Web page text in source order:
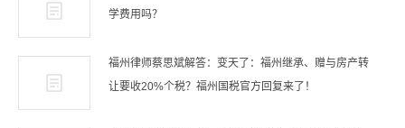
学费用吗？
福州律师蔡思斌解答：变天了：福州继承、赠与房产转
让要收20%个税？福州国税官方回复来了！